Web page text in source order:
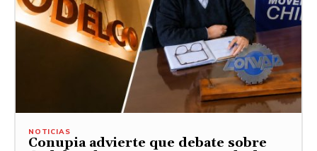
NOTICIAS
Conupia advierte que debate sobre